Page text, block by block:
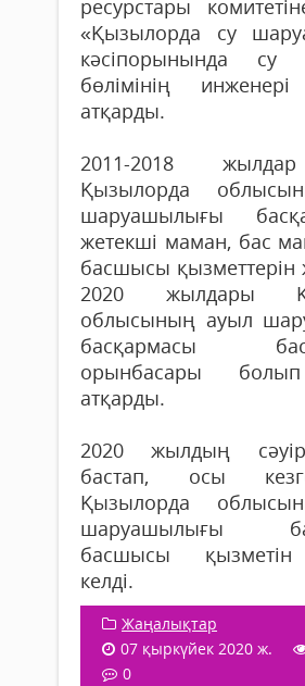
ресурстары
«Қызылорда су
кәсіпорынында су
бөлімінің
атқарды.
2011-2018
Қызылорда
шаруашылығы
жетекші маман, бас
басшысы қызметтерін
2020 жылдары
облысының ауыл
басқармасы
орынбасары
атқарды.
2020 жылдың
бастап, осы
Қызылорда
шаруашылығы
басшысы
келді.
Жаңалықтар
07 қыркүйек 2020 ж.
0